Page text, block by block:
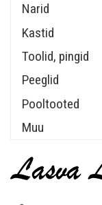
Narid
Kastid
Toolid, pingid
Peeglid
Pooltooted
Muu